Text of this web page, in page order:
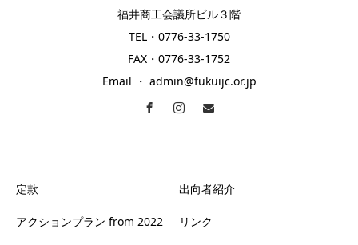
福井商工会議所ビル３階
TEL・0776-33-1750
FAX・0776-33-1752
Email ・ admin@fukuijc.or.jp
定款
アクションプラン from 2022
出向者紹介
リンク